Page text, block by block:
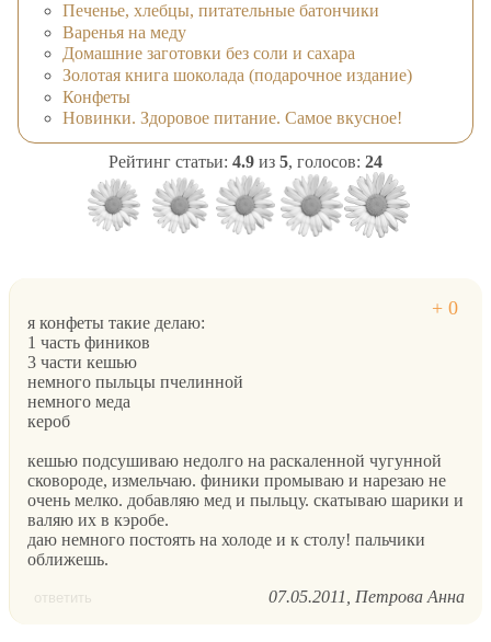
Печенье, хлебцы, питательные батончики
Варенья на меду
Домашние заготовки без соли и сахара
Золотая книга шоколада (подарочное издание)
Конфеты
Новинки. Здоровое питание. Самое вкусное!
Рейтинг статьи: 4.9 из 5, голосов: 24
я конфеты такие делаю:
1 часть фиников
3 части кешью
немного пыльцы пчелинной
немного меда
кероб
кешью подсушиваю недолго на раскаленной чугунной
сковороде, измельчаю. финики промываю и нарезаю не
очень мелко. добавляю мед и пыльцу. скатываю шарики и
валяю их в кэробе.
даю немного постоять на холоде и к столу! пальчики
оближешь.
ответить 07.05.2011 Петрова Анна